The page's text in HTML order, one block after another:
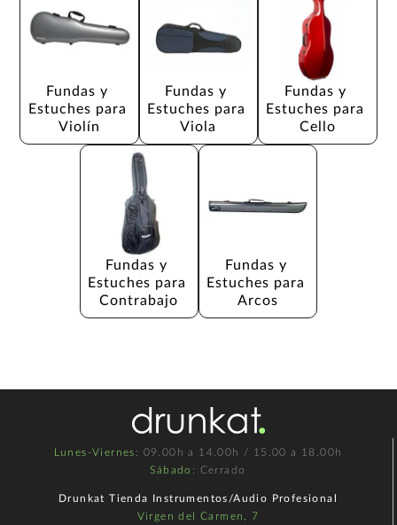
Fundas y
Estuches para
Violín
Fundas y
Estuches para
Viola
Fundas y
Estuches para
Cello
Fundas y
Estuches para
Contrabajo
Fundas y
Estuches para
Arcos
Lunes-Viernes : 09.00h a 14.00h / 15.00 a 18.00h
Sábado : Cerrado
Drunkat Tienda Instrumentos/Audio Profesional
Virgen del Carmen, 7